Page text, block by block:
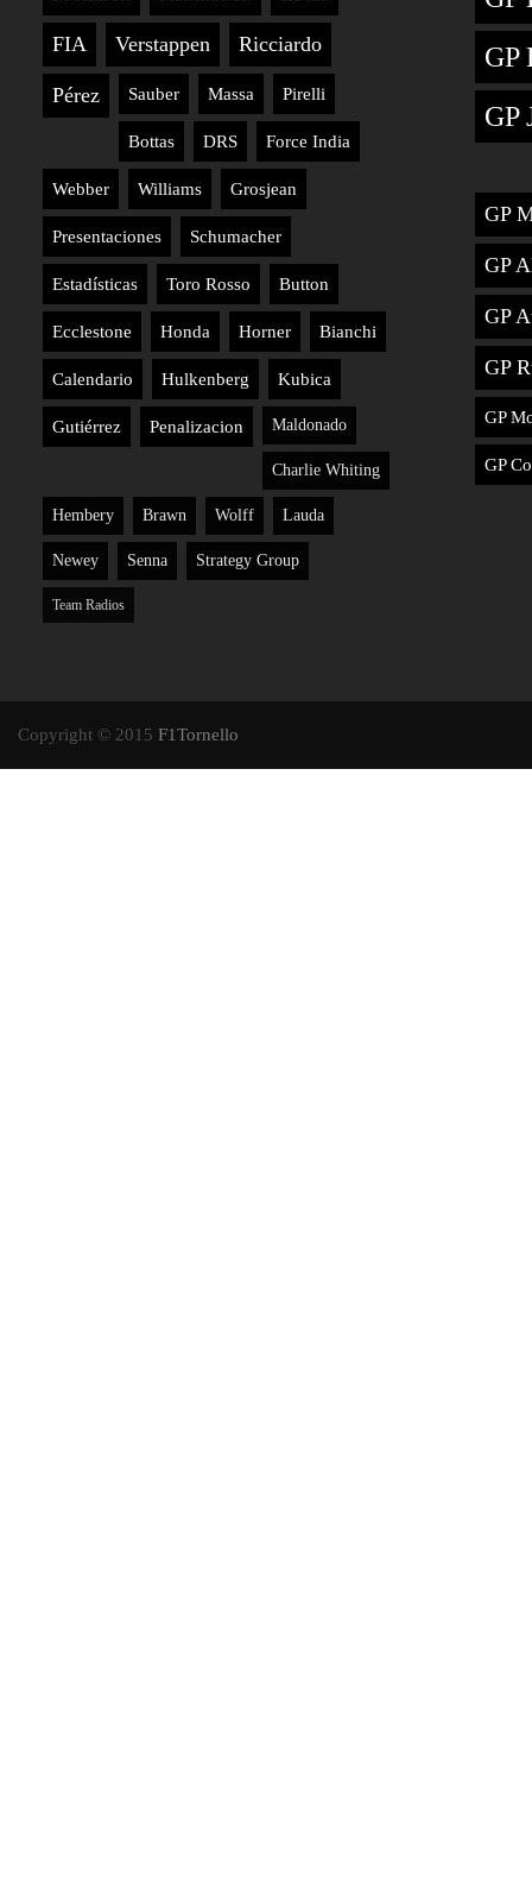
FIA Verstappen Ricciardo
Pérez Sauber Massa Pirelli
Bottas DRS Force India
Webber Williams Grosjean
Presentaciones Schumacher
Estadísticas Toro Rosso Button
Ecclestone Honda Horner Bianchi
Calendario Hulkenberg Kubica
Gutiérrez Penalizacion Maldonado
Charlie Whiting
Hembery Brawn Wolff Lauda
Newey Senna Strategy Group
Team Radios
GP
GP
GP
GP
GP
GP
GP
GP
Copyright © 2015 F1Tornello